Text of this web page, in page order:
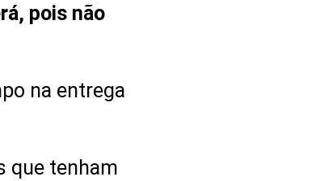
pois não
na entrega
que tenham